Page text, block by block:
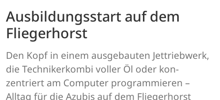
Ausbildungsstart auf dem
Fliegerhorst
Den Kopf in einem ausgebauten Jettriebwerk,
die Technikerkombi voller Öl oder kon-
zentriert am Computer programmieren –
Alltag für die Azubis auf dem Fliegerhorst